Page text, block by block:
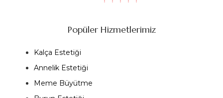
Popüler Hizmetlerimiz
Kalça Estetiği
Annelik Estetiği
Meme Büyütme